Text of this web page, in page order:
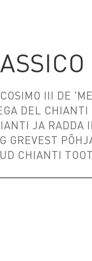
III DE
DEL
JA RADDA
GREVEST
CHIANTI